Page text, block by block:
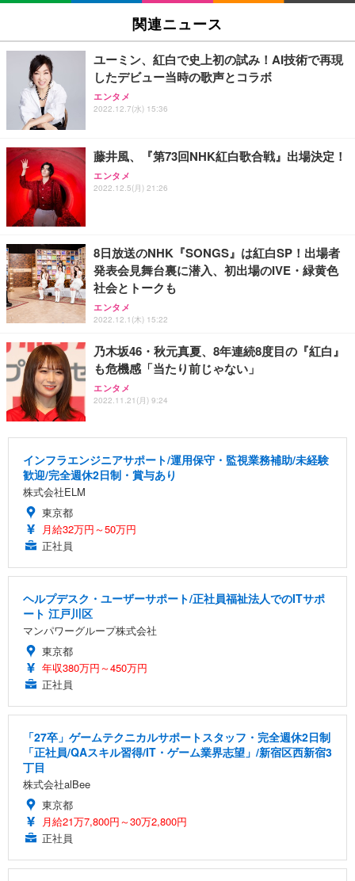
関連ニュース
ユーミン、紅白で史上初の試み！AI技術で再現
したデビュー当時の歌声とコラボ
エンタメ
2022.12.7(水) 15:36
藤井風、『第73回NHK紅白歌合戦』出場決定！
エンタメ
2022.12.5(月) 21:26
8日放送のNHK『SONGS』は紅白SP！出場者
発表会見舞台裏に潜入、初出場のIVE・緑黄色
社会とトークも
エンタメ
2022.12.1(木) 15:22
乃木坂46・秋元真夏、8年連続8度目の『紅白』
も危機感「当たり前じゃない」
エンタメ
2022.11.21(月) 9:24
インフラエンジニアサポート/運用保守・監視業務補助/未経験
歓迎/完全週休2日制・賞与あり
株式会社ELM
東京都
月給32万円～50万円
正社員
ヘルプデスク・ユーザーサポート/正社員福祉法人でのITサポ
ート 江戸川区
マンパワーグループ株式会社
東京都
年収380万円～450万円
正社員
「27卒」ゲームテクニカルサポートスタッフ・完全週休2日制
「正社員/QAスキル習得/IT・ゲーム業界志望」/新宿区西新宿3
丁目
株式会社alBee
東京都
月給21万7,800円～30万2,800円
正社員